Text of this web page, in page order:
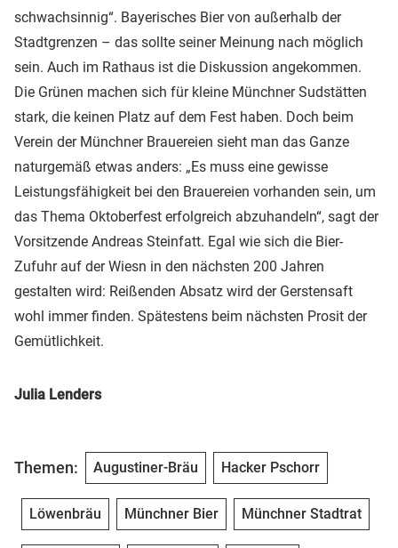
schwachsinnig“. Bayerisches Bier von außerhalb der
Stadtgrenzen – das sollte seiner Meinung nach möglich
sein. Auch im Rathaus ist die Diskussion angekommen.
Die Grünen machen sich für kleine Münchner Sudstätten
stark, die keinen Platz auf dem Fest haben. Doch beim
Verein der Münchner Brauereien sieht man das Ganze
naturgemäß etwas anders: „Es muss eine gewisse
Leistungsfähigkeit bei den Brauereien vorhanden sein, um
das Thema Oktoberfest erfolgreich abzuhandeln“, sagt der
Vorsitzende Andreas Steinfatt. Egal wie sich die Bier-
Zufuhr auf der Wiesn in den nächsten 200 Jahren
gestalten wird: Reißenden Absatz wird der Gerstensaft
wohl immer finden. Spätestens beim nächsten Prosit der
Gemütlichkeit.
Julia Lenders
Themen: Augustiner-Bräu Hacker Pschorr
Löwenbräu Münchner Bier Münchner Stadtrat